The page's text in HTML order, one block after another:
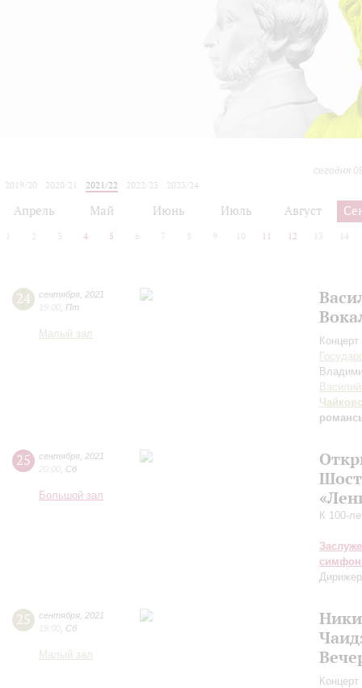
сегодня
2019/20
2020/21 2021/22 2022/23
2023/24
Апрель Май Июнь Июль Август
2 3 4 5 6 7 8 9 10 11 12 13 14
24 сентября 2021
19:00 Пт
Малый зал
25 сентября 2021
20:00 Сб
Большой зал
К 100-
25 сентября 2021
19:00 Сб
Малый зал